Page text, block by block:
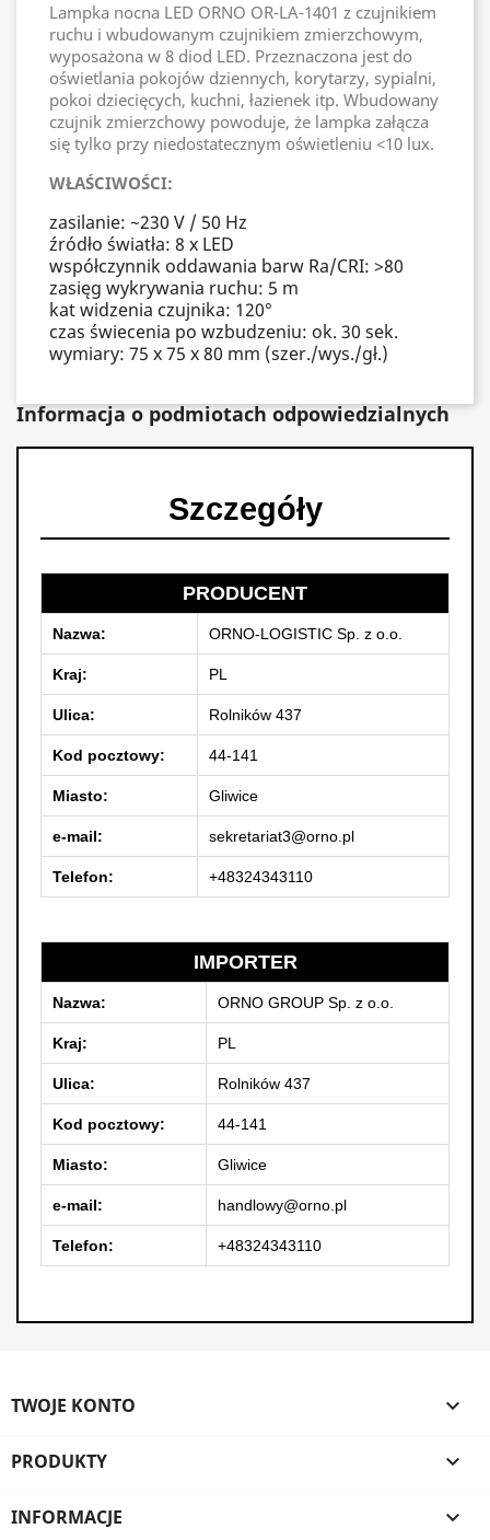
Lampka nocna LED ORNO OR-LA-1401 z czujnikiem
ruchu i wbudowanym czujnikiem zmierzchowym,
wyposażona w 8 diod LED. Przeznaczona jest do
oświetlania pokojów dziennych, korytarzy, sypialni,
pokoi dziecięcych, kuchni, łazienek itp. Wbudowany
czujnik zmierzchowy powoduje, że lampka załącza
się tylko przy niedostatecznym oświetleniu <10 lux.
WŁAŚCIWOŚCI:
zasilanie: ~230 V / 50 Hz
źródło światła: 8 x LED
współczynnik oddawania barw Ra/CRI: >80
zasięg wykrywania ruchu: 5 m
kat widzenia czujnika: 120°
czas świecenia po wzbudzeniu: ok. 30 sek.
wymiary: 75 x 75 x 80 mm (szer./wys./gł.)
Informacja o podmiotach odpowiedzialnych
Szczegóły
PRODUCENT
Nazwa: ORNO-LOGISTIC Sp. z o.o.
Kraj: PL
Ulica: Rolników 437
Kod pocztowy: 44-141
Miasto: Gliwice
e-mail: sekretariat3@orno.pl
Telefon: +48324343110
IMPORTER
Nazwa: ORNO GROUP Sp. z o.o.
Kraj: PL
Ulica: Rolników 437
Kod pocztowy: 44-141
Miasto: Gliwice
e-mail: handlowy@orno.pl
Telefon: +48324343110
TWOJE KONTO 
PRODUKTY 
INFORMACJE 